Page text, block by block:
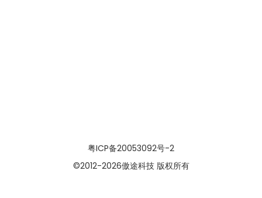
粤ICP备20053092号-2
©2012-2026傲途科技 版权所有